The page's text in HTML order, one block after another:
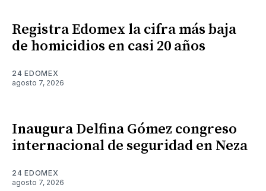
Registra Edomex la cifra más baja
de homicidios en casi 20 años
24 EDOMEX
agosto 7, 2026
Inaugura Delfina Gómez congreso
internacional de seguridad en Neza
24 EDOMEX
agosto 7, 2026